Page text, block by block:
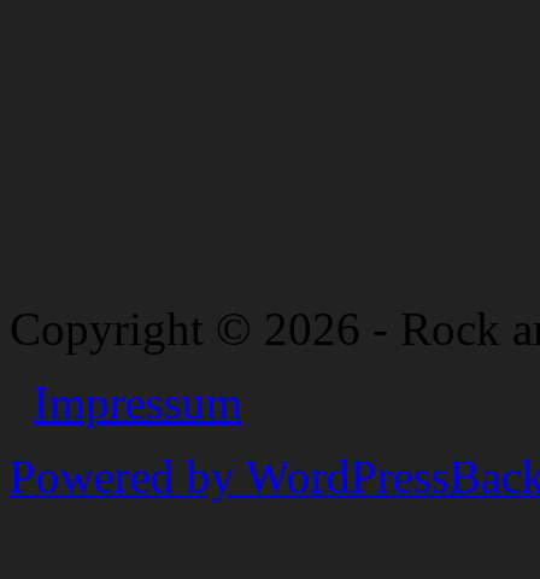
Copyright © 2026 - Rock
Impressum
Powered by WordPress